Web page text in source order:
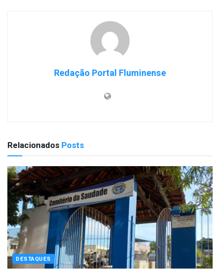
Redação Portal Fluminense
Relacionados Posts
DESTAQUES